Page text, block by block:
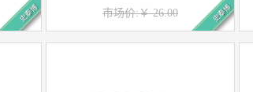
史泰博 市场价:￥ 26.00 史泰博